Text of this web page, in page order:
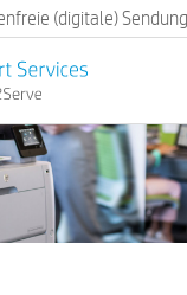
Official HP partner